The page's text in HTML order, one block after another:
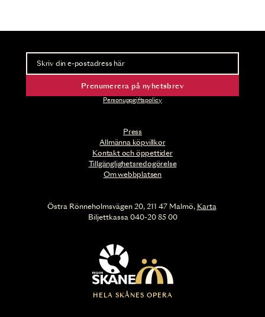
Press
Allmänna köpvillkor
Kontakt och öppettider
Tillgänglighetsredogörelse
Om webbplatsen
Nyhetsbrev
Ta del av förhandsinformation och biljettsläpp.
Prenumerera på nyhetsbrev
Personuppgiftspolicy
HELA SKÅNES OPERA
Östra Rönneholmsvägen 20, 211 47 Malmö, Karta
Biljettkassa 040-20 85 00